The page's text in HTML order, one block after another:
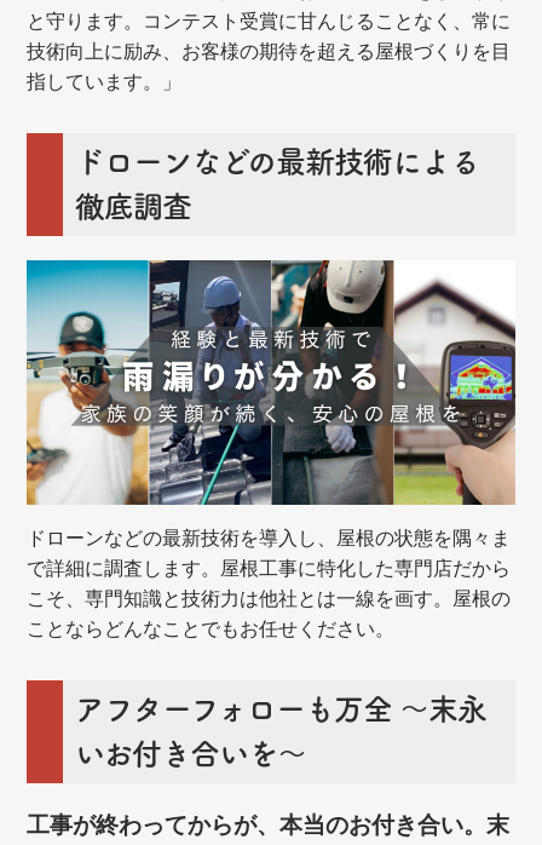
と守ります。コンテスト受賞に甘んじることなく、常に
技術向上に励み、お客様の期待を超える屋根づくりを目
指しています。」
ドローンなどの最新技術による
徹底調査
ドローンなどの最新技術を導入し、屋根の状態を隅々ま
で詳細に調査します。屋根工事に特化した専門店だから
こそ、専門知識と技術力は他社とは一線を画す。屋根の
ことならどんなことでもお任せください。
アフターフォローも万全 ～末永
いお付き合いを～
工事が終わってからが、本当のお付き合い。末